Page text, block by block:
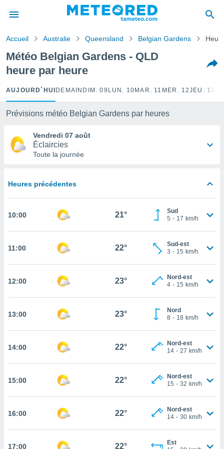
de
a
par
des
par le
de
des
sur
»,
CONTINUER
Accueil Australie Queensland Belgian Gardens
Météo Belgian Gardens - QLD
heure par heure
AUJOURD´HUI DEMAIN DIM. 09 LUN. 10 MAR. 11 MER. 12JEU. 13
Prévisions météo Belgian Gardens par heures
Vendredi 07 août
Éclaircies
Toute la journée
Heures précédentes
10:00 21°
Sud
5 - 17 km/h
11:00 22°
Sud-est
3 - 15 km/h
12:00 23°
Nord-est
4 - 15 km/h
13:00 23°
Nord
8 - 18 km/h
14:00 22°
Nord-est
14 - 27 km/h
15:00 22°
Nord-est
15 - 32 km/h
16:00 22°
Nord-est
14 - 30 km/h
17:00 22°
Est